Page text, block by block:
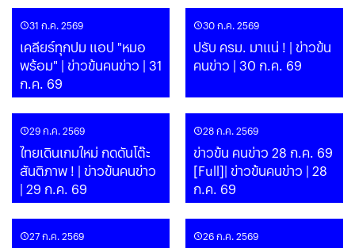
31 ก.ค. 2569
เคลียร์ทุกปม แอป "หมอ
พร้อม" | ข่าวข้นคนข่าว | 31
ก.ค. 69
30 ก.ค. 2569
ปรับ ครม. มาแน่ ! | ข่าวข้น
คนข่าว | 30 ก.ค. 69
29 ก.ค. 2569
ไทยเดินเกมใหม่ กดดันโต๊ะ
สันติภาพ ! | ข่าวข้นคนข่าว
| 29 ก.ค. 69
28 ก.ค. 2569
ข่าวข้น คนข่าว 28 ก.ค. 69
[Full]| ข่าวข้นคนข่าว | 28
ก.ค. 69
27 ก.ค. 2569 26 ก.ค. 2569